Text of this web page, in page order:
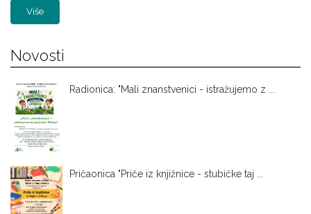
Više
Novosti
Radionica: "Mali znanstvenici - istražujemo z ...
Pričaonica "Priče iz knjižnice - stubičke taj ...